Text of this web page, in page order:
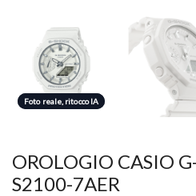
Foto reale, ritocco IA
Foto reale, ritocco IA
OROLOGIO CASIO
S2100-7AER